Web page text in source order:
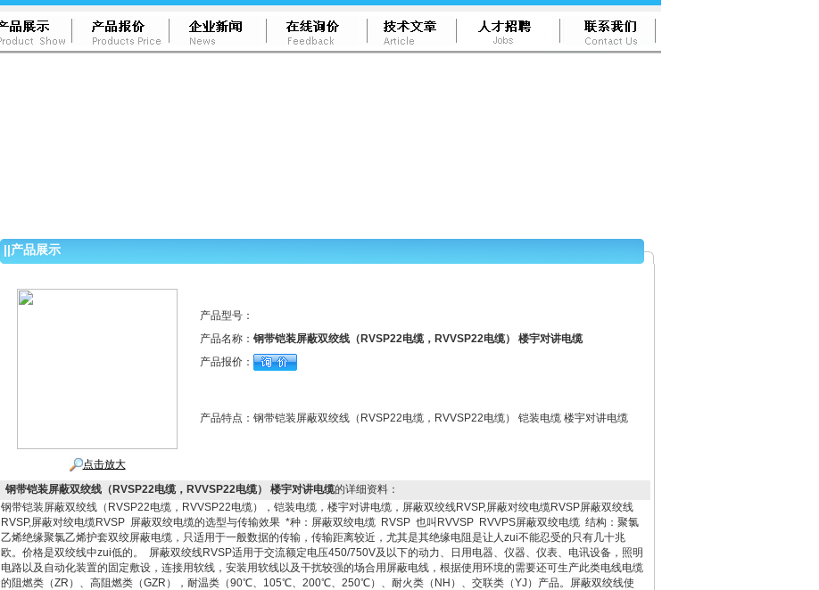
||产品展示
点击放大
产品型号：
产品名称： 钢带铠装屏蔽双绞线（RVSP22电缆，RVVSP22电缆） 楼宇对讲电缆
产品报价：
产品特点： 钢带铠装屏蔽双绞线（RVSP22电缆，RVVSP22电缆） 铠装电缆 楼宇对讲电缆
钢带铠装屏蔽双绞线（RVSP22电缆，RVVSP22电缆） 楼宇对讲电缆的详细资料：
钢带铠装屏蔽双绞线（RVSP22电缆，RVVSP22电缆），铠装电缆，楼宇对讲电缆，屏蔽双绞线RVSP,屏蔽对绞电缆RVSP屏蔽双绞线
RVSP,屏蔽对绞电缆RVSP 屏蔽双绞电缆的选型与传输效果 *种：屏蔽双绞电缆 RVSP 也叫RVVSP RVVPS屏蔽双绞电缆 结构：聚氯
乙烯绝缘聚氯乙烯护套双绞屏蔽电缆，只适用于一般数据的传输，传输距离较近，尤其是其绝缘电阻是让人zui不能忍受的只有几十兆
欧。价格是双绞线中zui低的。 屏蔽双绞线RVSP适用于交流额定电压450/750V及以下的动力、日用电器、仪器、仪表、电讯设备，照明
电路以及自动化装置的固定敷设，连接用软线，安装用软线以及干扰较强的场合用屏蔽电线，根据使用环境的需要还可生产此类电线电缆
的阻燃类（ZR）、高阻燃类（GZR），耐温类（90℃、105℃、200℃、250℃）、耐火类（NH）、交联类（YJ）产品。屏蔽双绞线使